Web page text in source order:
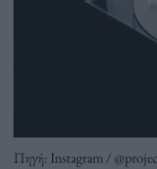
Πηγή: Instagram /